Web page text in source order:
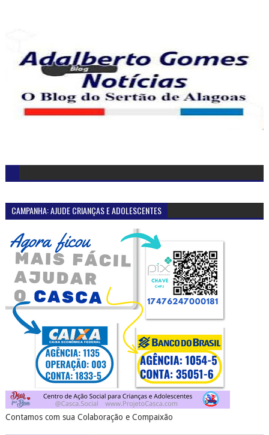
CAMPANHA: AJUDE CRIANÇAS E ADOLESCENTES
Contamos com sua Colaboração e Compaixão